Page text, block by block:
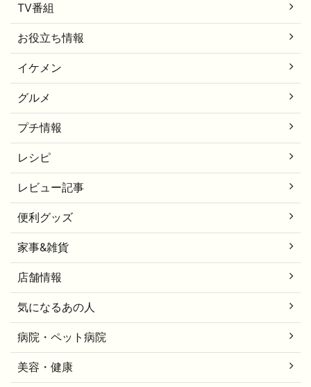
TV番組
お役立ち情報
イケメン
グルメ
プチ情報
レシピ
レビュー記事
便利グッズ
家事&雑貨
店舗情報
気になるあの人
病院・ペット病院
美容・健康